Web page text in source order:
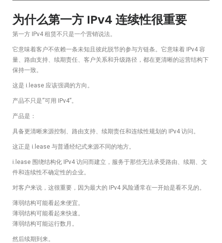
为什么第一方 IPv4 连续性很重要
第一方 IPv4 租赁不只是一个营销说法。
它意味着客户不依赖一条未知且彼此脱节的参与方链条。它意味着 IPv4 容
量、路由支持、续期责任、客户关系和升级路径，都在更清晰的运营结构下
保持一致。
这是 i.lease 应该强调的方向。
产品不只是“可用 IPv4”。
产品是：
具备更清晰来源控制、路由支持、续期责任和连续性规划的 IPv4 访问。
这正是 i.lease 与普通经纪式来源不同的地方。
i.lease 围绕结构化 IPv4 访问而建立，服务于那些无法承受路由、续期、文
件和连续性不确定性的企业。
对客户来说，这很重要，因为最大的 IPv4 风险通常在一开始是看不见的。
薄弱结构可能看起来便宜。
薄弱结构可能看起来快速。
薄弱结构可能运行数月。
然后续期到来。